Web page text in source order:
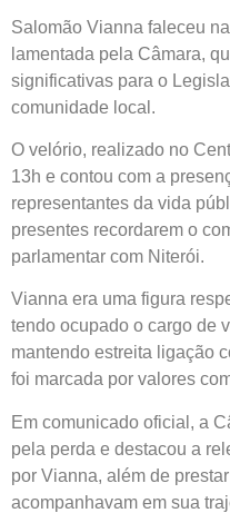
Salomão Vianna faleceu
lamentada pela Câmara,
significativas para o
comunidade local.
O velório, realizado no
13h e contou com a
representantes da vida
presentes recordarem o
parlamentar com Niterói.
Vianna era uma figura
tendo ocupado o cargo de
mantendo estreita ligação
foi marcada por valores
Em comunicado oficial, a
pela perda e destacou a
por Vianna, além de
acompanhavam em sua